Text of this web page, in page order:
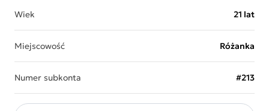
Wiek 21 lat
Miejscowość Różanka
Numer subkonta #213